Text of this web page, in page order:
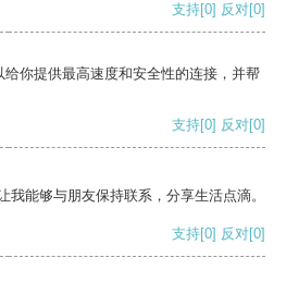
支持[0] 反对[0]
你提供最高速度和安全性的连接，并帮
支持[0] 反对[0]
我能够与朋友保持联系，分享生活点滴。
支持[0] 反对[0]